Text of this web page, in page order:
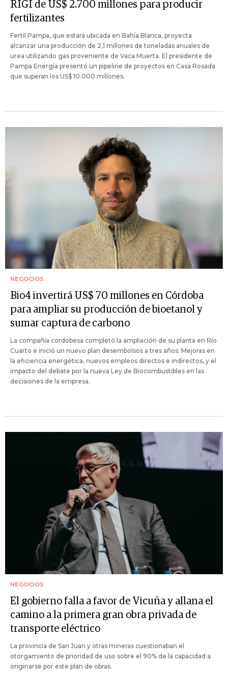
RIGI de US$ 2.700 millones para producir
fertilizantes
Fertil Pampa, que estará ubicada en Bahía Blanca, proyecta
alcanzar una producción de 2,1 millones de toneladas anuales de
urea utilizando gas proveniente de Vaca Muerta. El presidente de
Pampa Energía presentó un pipeline de proyectos en Casa Rosada
que superan los US$ 10.000 millones.
NEGOCIOS
Bio4 invertirá US$ 70 millones en Córdoba
para ampliar su producción de bioetanol y
sumar captura de carbono
La compañía cordobesa completó la ampliación de su planta en Río
Cuarto e inició un nuevo plan desembolsos a tres años. Mejoras en
la eficiencia energética, nuevos empleos directos e indirectos, y el
impacto del debate por la nueva Ley de Biocombustibles en las
decisiones de la empresa.
NEGOCIOS
El gobierno falla a favor de Vicuña y allana el
camino a la primera gran obra privada de
transporte eléctrico
La provincia de San Juan y otras mineras cuestionaban el
otorgamiento de prioridad de uso sobre el 90% de la capacidad a
originarse por este plan de obras.